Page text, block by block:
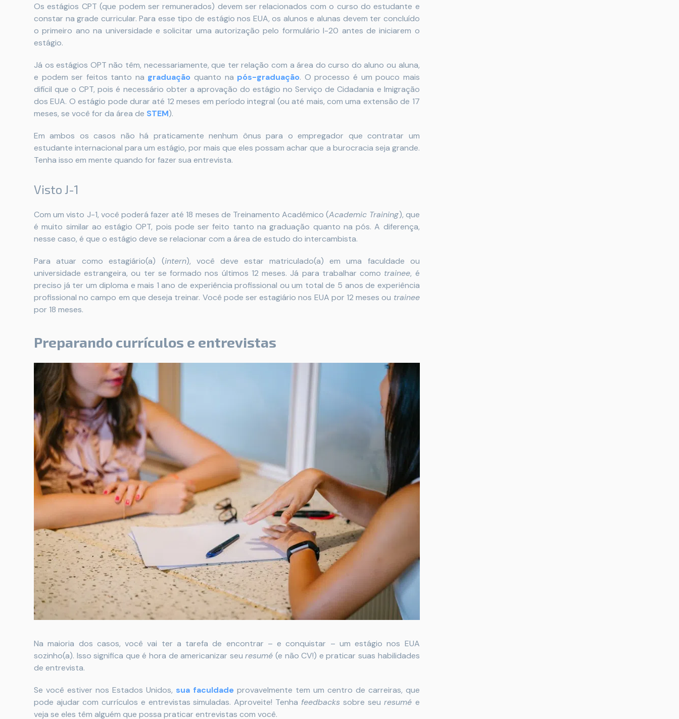
Os estágios CPT (que podem ser remunerados) devem ser relacionados com o curso do estudante e
constar na grade curricular. Para esse tipo de estágio nos EUA, os alunos e alunas devem ter concluído
o primeiro ano na universidade e solicitar uma autorização pelo formulário I-20 antes de iniciarem o
estágio.
Já os estágios OPT não têm, necessariamente, que ter relação com a área do curso do aluno ou aluna,
e podem ser feitos tanto na graduação quanto na pós-graduação. O processo é um pouco mais
difícil que o CPT, pois é necessário obter a aprovação do estágio no Serviço de Cidadania e Imigração
dos EUA. O estágio pode durar até 12 meses em período integral (ou até mais, com uma extensão de 17
meses, se você for da área de STEM).
Em ambos os casos não há praticamente nenhum ônus para o empregador que contratar um
estudante internacional para um estágio, por mais que eles possam achar que a burocracia seja grande.
Tenha isso em mente quando for fazer sua entrevista.
Visto J-1
Com um visto J-1, você poderá fazer até 18 meses de Treinamento Acadêmico (Academic Training), que
é muito similar ao estágio OPT, pois pode ser feito tanto na graduação quanto na pós. A diferença,
nesse caso, é que o estágio deve se relacionar com a área de estudo do intercambista.
Para atuar como estagiário(a) (intern), você deve estar matriculado(a) em uma faculdade ou
universidade estrangeira, ou ter se formado nos últimos 12 meses. Já para trabalhar como trainee, é
preciso já ter um diploma e mais 1 ano de experiência profissional ou um total de 5 anos de experiência
profissional no campo em que deseja treinar. Você pode ser estagiário nos EUA por 12 meses ou trainee
por 18 meses.
Preparando currículos e entrevistas
Na maioria dos casos, você vai ter a tarefa de encontrar – e conquistar – um estágio nos EUA
sozinho(a). Isso significa que é hora de americanizar seuresumé (e não CV!) e praticar suas habilidades
de entrevista.
Se você estiver nos Estados Unidos, sua faculdadeprovavelmente tem um centro de carreiras, que
pode ajudar com currículos e entrevistas simuladas. Aproveite! Tenha feedbackssobre seu resumé e
veja se eles têm alguém que possa praticar entrevistas com você.